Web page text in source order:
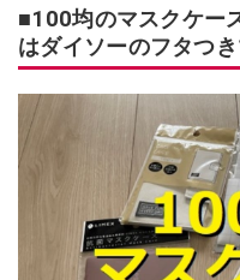
■100均のマスクケー
はダイソーのフタつ